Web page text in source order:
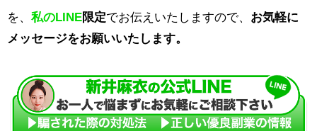
を、 私のLINE限定でお伝えいたしますので、 お気軽に
メッセージをお願いいたします。